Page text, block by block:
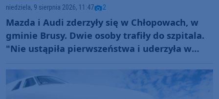
niedziela, 9 sierpnia 2026, 11:47 2
Mazda i Audi zderzyły się w Chłopowach, w
gminie Brusy. Dwie osoby trafiły do szpitala.
"Nie ustąpiła pierwszeństwa i uderzyła w